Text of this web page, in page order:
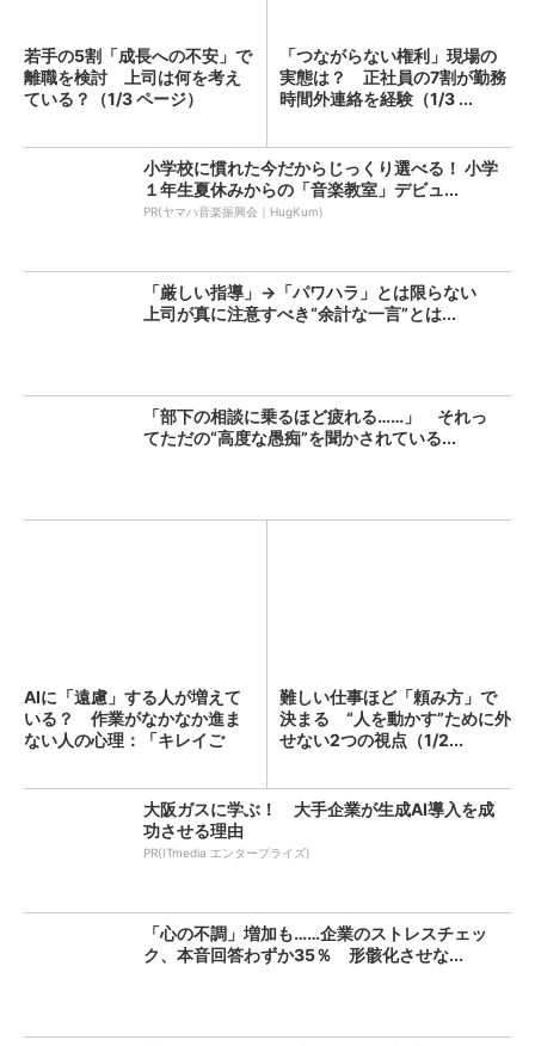
若手の5割「成長への不安」で
離職を検討 上司は何を考え
ている？（1/3 ページ）
「つながらない権利」現場の
実態は？ 正社員の7割が勤務
時間外連絡を経験（1/3 ...
小学校に慣れた今だからじっくり選べる！ 小学
１年生夏休みからの「音楽教室」デビュ...
PR(ヤマハ音楽振興会｜HugKum)
「厳しい指導」→「パワハラ」とは限らない
上司が真に注意すべき“余計な一言”とは...
「部下の相談に乗るほど疲れる……」 それっ
てただの“高度な愚痴”を聞かされている...
AIに「遠慮」する人が増えて
いる？ 作業がなかなか進ま
ない人の心理：「キレイご
難しい仕事ほど「頼み方」で
決まる “人を動かす”ために外
せない2つの視点（1/2...
大阪ガスに学ぶ！ 大手企業が生成AI導入を成
功させる理由
PR(ITmedia エンタープライズ)
「心の不調」増加も……企業のストレスチェッ
ク、本音回答わずか35％ 形骸化させな...